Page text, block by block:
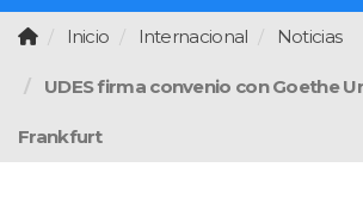
Inicio Internacional Noticias
UDES firma convenio con Goethe
Frankfurt